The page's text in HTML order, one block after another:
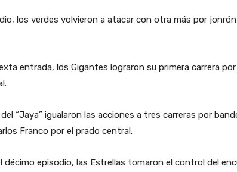
los verdes volvieron a atacar con otra más por
entrada, los Gigantes lograron su primera carrera
“Jaya” igualaron las acciones a tres carreras por
Franco por el prado central.
décimo episodio, las Estrellas tomaron el control del